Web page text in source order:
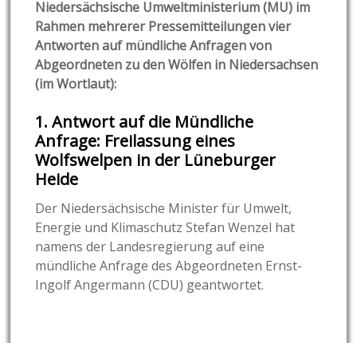
Niedersächsische Umweltministerium (MU) im
Rahmen mehrerer Pressemitteilungen vier
Antworten auf mündliche Anfragen von
Abgeordneten zu den Wölfen in Niedersachsen
(im Wortlaut):
1. Antwort auf die Mündliche
Anfrage: Freilassung eines
Wolfswelpen in der Lüneburger
Heide
Der Niedersächsische Minister für Umwelt,
Energie und Klimaschutz Stefan Wenzel hat
namens der Landesregierung auf eine
mündliche Anfrage des Abgeordneten Ernst-
Ingolf Angermann (CDU) geantwortet.